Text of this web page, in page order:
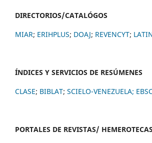
DIRECTORIOS/CATALÓGOS
MIAR; ERIHPLUS; DOAJ; REVENCYT;
ÍNDICES Y SERVICIOS DE RESÚMENES
CLASE; BIBLAT; SCIELO-VENEZUELA;
PORTALES DE REVISTAS/